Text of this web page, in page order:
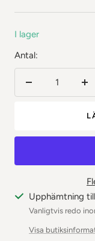
pris
I lager
Antal:
Öka
Upphämtning
Vanligtvis redo
Visa